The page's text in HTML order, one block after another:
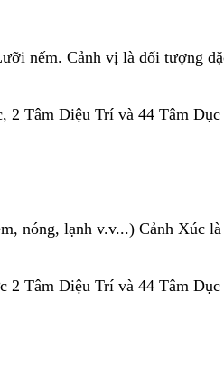
nếm. Cảnh vị là đối tượng
2 Tâm Diệu Trí và 44 Tâm
nóng, lạnh v.v...) Cảnh Xúc
2 Tâm Diệu Trí và 44 Tâm